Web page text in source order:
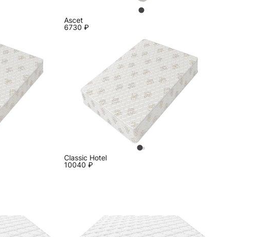
Ascet
6730₽
Classic Hotel
10040₽